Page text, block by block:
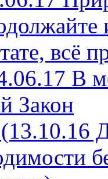
всё
В
Закон